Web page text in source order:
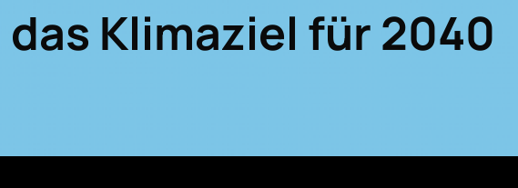
das Klimaziel für 2040